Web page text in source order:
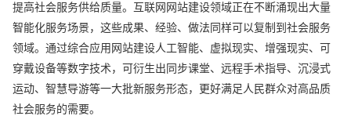
提高社会服务供给质量。互联网网站建设领域正在不断涌现出大量
智能化服务场景，这些成果、经验、做法同样可以复制到社会服务
领域。通过综合应用网站建设人工智能、虚拟现实、增强现实、可
穿戴设备等数字技术，可衍生出同步课堂、远程手术指导、沉浸式
运动、智慧导游等一大批新服务形态，更好满足人民群众对高品质
社会服务的需要。